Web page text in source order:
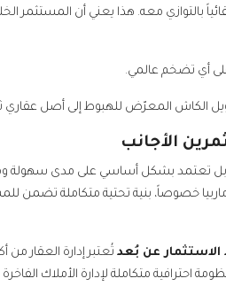
بالتوازي معه. هذا يعني أن المستثمر
أي تضخم عالمي.
تحويل الكاش المعرّض للهبوط إلى أصل عقاري
الأجانب
بل تعتمد بشكل أساسي على مدى سهولة
خصوصاً، بنية تحتية متكاملة تضمن
تُعتبر إدارة العقار من
احترافية متكاملة لإدارة الأملاك الفاخرة